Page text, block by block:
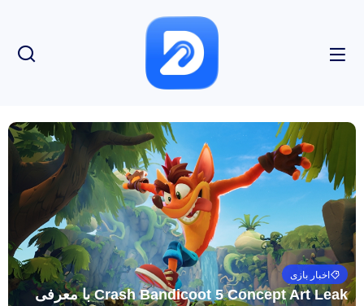
اخبار بازی
Crash Bandicoot 5 Concept Art Leak با معرفی